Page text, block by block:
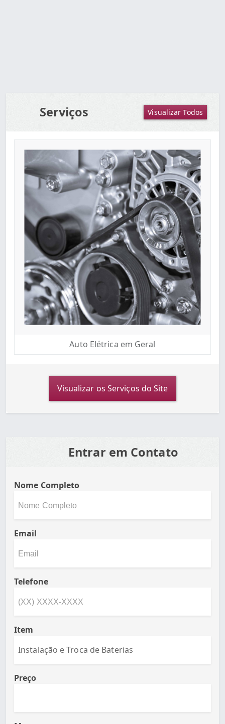
Serviços Visualizar Todos
Auto Elétrica em Geral
Visualizar os Serviços do Site
Entrar em Contato
Nome Completo
Email
Telefone
Item
Preço